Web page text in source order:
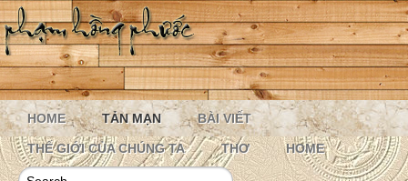
HOME TẢN MẠN BÀI VIẾT
THẾ GIỚI CỦA CHÚNG TA THƠ HOME